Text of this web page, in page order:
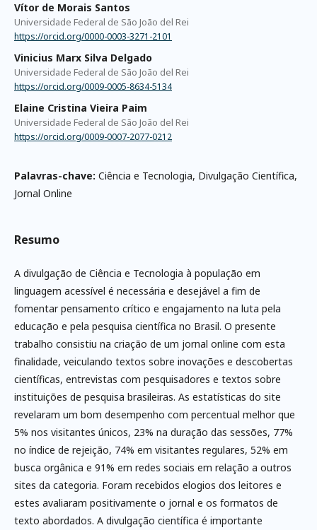
Vítor de Morais Santos
Universidade Federal de São João del Rei
https://orcid.org/0000-0003-3271-2101
Vinicius Marx Silva Delgado
Universidade Federal de São João del Rei
https://orcid.org/0009-0005-8634-5134
Elaine Cristina Vieira Paim
Universidade Federal de São João del Rei
https://orcid.org/0009-0007-2077-0212
Palavras-chave: Ciência e Tecnologia, Divulgação Científica,
Jornal Online
Resumo
A divulgação de Ciência e Tecnologia à população em
linguagem acessível é necessária e desejável a fim de
fomentar pensamento crítico e engajamento na luta pela
educação e pela pesquisa científica no Brasil. O presente
trabalho consistiu na criação de um jornal online com esta
finalidade, veiculando textos sobre inovações e descobertas
científicas, entrevistas com pesquisadores e textos sobre
instituições de pesquisa brasileiras. As estatísticas do site
revelaram um bom desempenho com percentual melhor que
5% nos visitantes únicos, 23% na duração das sessões, 77%
no índice de rejeição, 74% em visitantes regulares, 52% em
busca orgânica e 91% em redes sociais em relação a outros
sites da categoria. Foram recebidos elogios dos leitores e
estes avaliaram positivamente o jornal e os formatos de
texto abordados. A divulgação científica é importante